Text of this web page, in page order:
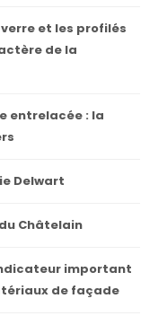
et les profilés
de la
entrelacée : la
Delwart
Châtelain
important
de façade